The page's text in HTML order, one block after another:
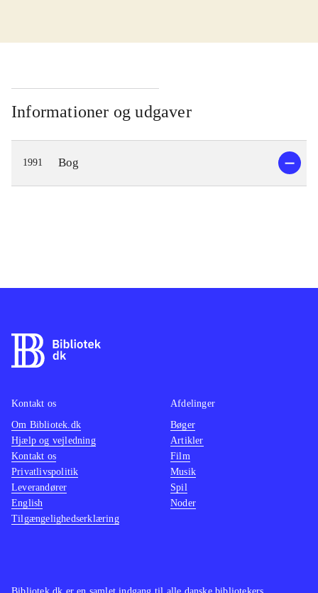
Informationer og udgaver
1991 Bog
Kontakt os
Om Bibliotek.dk
Hjælp og vejledning
Kontakt os
Privatlivspolitik
Leverandører
English
Tilgængelighedserklæring
Afdelinger
Bøger
Artikler
Film
Musik
Spil
Noder